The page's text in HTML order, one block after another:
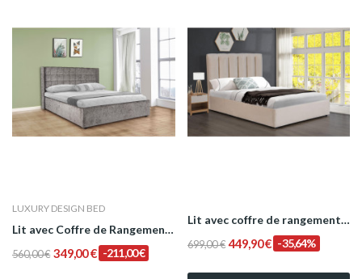
LUXURY DESIGN BED
Lit avec Coffre de Rangement Cosmos Matelassé...
560,00 € 349,00 € -211,00 €
Lit avec coffre de rangement en velours Beige...
699,00 € 449,90 € -35,64%